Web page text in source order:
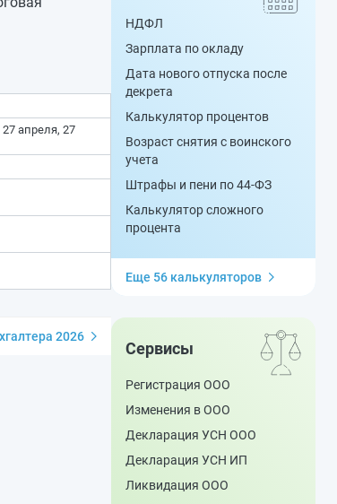
апреля, 27
2026
НДФЛ
Зарплата по окладу
Дата нового отпуска после
декрета
Калькулятор процентов
Возраст снятия с воинского
учета
Штрафы и пени по 44-ФЗ
Калькулятор сложного
процента
Еще 56 калькуляторов
Сервисы
Регистрация ООО
Изменения в ООО
Декларация УСН ООО
Декларация УСН ИП
Ликвидация ООО